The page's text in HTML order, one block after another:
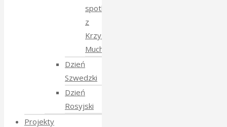
spotkanie
z
Krzysztofem
Mucharskim
Dzień
Szwedzki
Dzień
Rosyjski
Projekty